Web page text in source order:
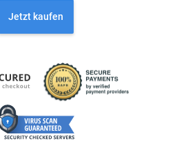
Jetzt kaufen